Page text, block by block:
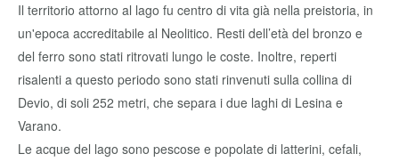
Il territorio attorno al lago fu centro di vita già nella preistoria, in
un'epoca accreditabile al Neolitico. Resti dell’età del bronzo e
del ferro sono stati ritrovati lungo le coste. Inoltre, reperti
risalenti a questo periodo sono stati rinvenuti sulla collina di
Devio, di soli 252 metri, che separa i due laghi di Lesina e
Varano.
Le acque del lago sono pescose e popolate di latterini, cefali,